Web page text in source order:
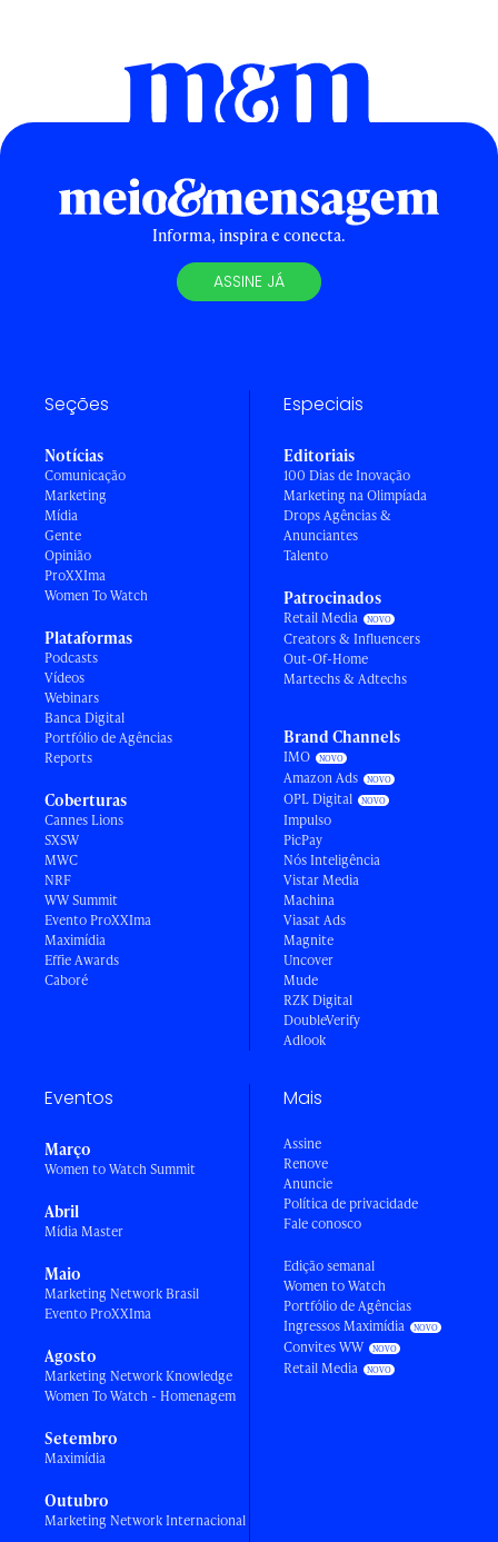
Informa, inspira e conecta.
ASSINE JÁ
Seções
Notícias
Comunicação
Marketing
Mídia
Gente
Opinião
ProXXIma
Women To Watch
Plataformas
Podcasts
Vídeos
Webinars
Banca Digital
Portfólio de Agências
Reports
Coberturas
Cannes Lions
SXSW
MWC
NRF
WW Summit
Evento ProXXIma
Maximídia
Effie Awards
Caboré
Especiais
Editoriais
100 Dias de Inovação
Marketing na Olimpíada
Drops Agências &
Anunciantes
Talento
Patrocinados
Retail Media
Creators & Influencers
Out-Of-Home
Martechs & Adtechs
Brand Channels
IMO
Amazon Ads
OPL Digital
Impulso
PicPay
Nós Inteligência
Vistar Media
Machina
Viasat Ads
Magnite
Uncover
Mude
RZK Digital
DoubleVerify
Adlook
Eventos
Março
Women to Watch Summit
Abril
Mídia Master
Maio
Marketing Network Brasil
Evento ProXXIma
Agosto
Marketing Network Knowledge
Women To Watch - Homenagem
Setembro
Maximídia
Outubro
Marketing Network Internacional
Mais
Assine
Renove
Anuncie
Política de privacidade
Fale conosco
Edição semanal
Women to Watch
Portfólio de Agências
Ingressos Maximídia
Convites WW
Retail Media